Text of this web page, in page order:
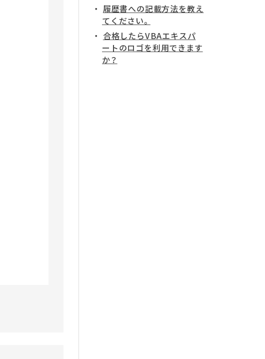
履歴書への記載方法を教え
てください。
合格したらVBAエキスパ
ートのロゴを利用できます
か？